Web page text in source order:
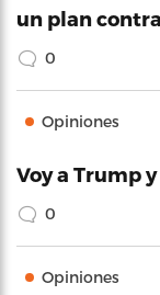
un plan
0
Opiniones
Voy a Trump
0
Opiniones